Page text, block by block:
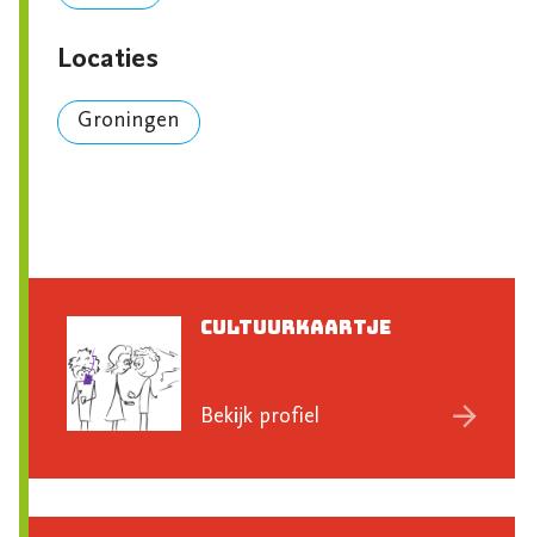
Locaties
Groningen
Cultuurkaartje
Bekijk profiel